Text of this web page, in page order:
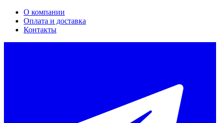
О компании
Оплата и доставка
Контакты